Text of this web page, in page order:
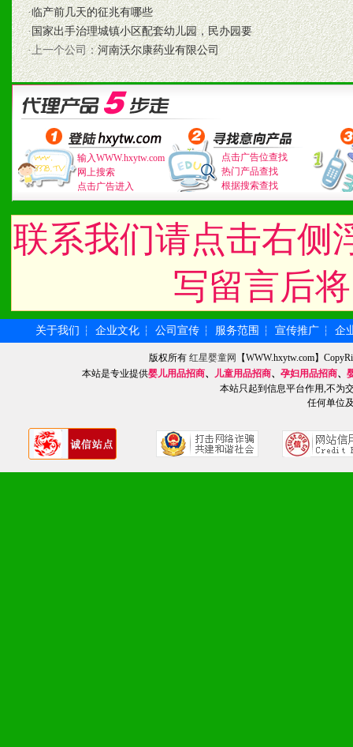
·临产前几天的征兆有哪些
·国家出手治理城镇小区配套幼儿园，民办园要
·上一个公司：河南沃尔康药业有限公司
输入WWW.hxytw.com
网上搜索
点击广告进入
点击广告位查找
热门产品查找
根据搜索查找
联系我们请点击右侧
写留言后
关于我们 ┆ 企业文化 ┆ 公司宣传 ┆ 服务范围 ┆ 宣传推广 ┆ 企
版权所有红星婴童网
【WWW.hxytw.com】
本站是专业提供婴儿用品招商、 儿童用品招商、 孕妇用品招商、
本站只起到信息平台作用,不为
任何单位